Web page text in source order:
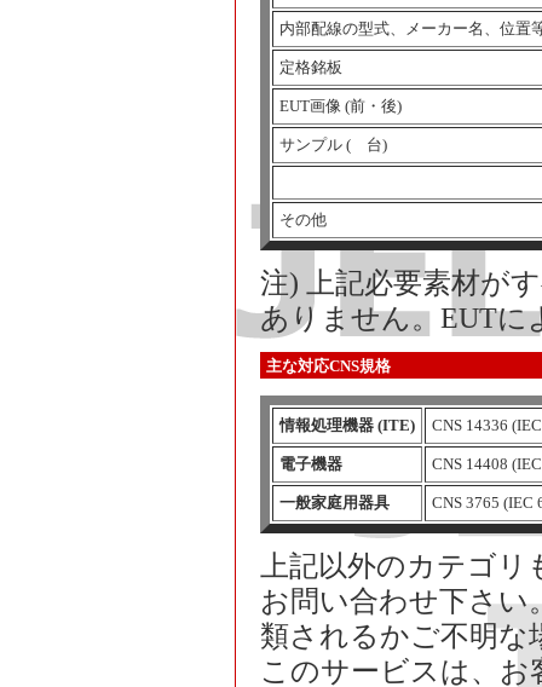
内部配線の型式、メーカー名、位置
定格銘板
EUT画像 (前・後)
サンプル ( 台)
その他
注) 上記必要素材が
ありません。EUTに
主な対応CNS規格
情報処理機器 (ITE) CNS 14336
電子機器 CNS 14408
一般家庭用器具 CNS 3765 (IEC
上記以外のカテゴ
お問い合わせ下さい
類されるかご不明な
このサービスは、